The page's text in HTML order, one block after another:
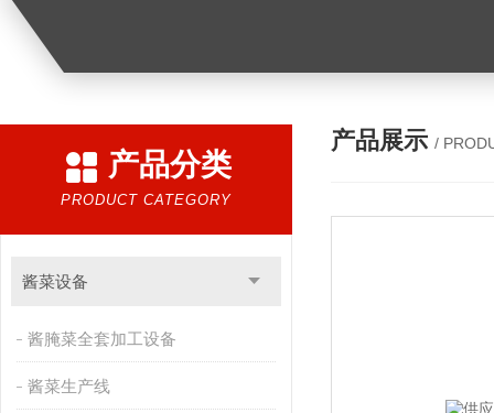
产品分类
PRODUCT CATEGORY
酱菜设备
酱腌菜全套加工设备
酱菜生产线
产品展示 /